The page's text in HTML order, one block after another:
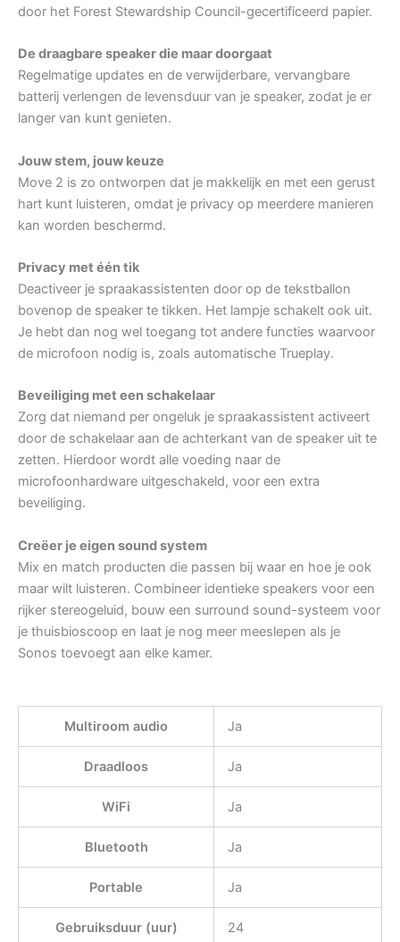
door het Forest Stewardship Council-gecertificeerd papier.
De draagbare speaker die maar doorgaat
Regelmatige updates en de verwijderbare, vervangbare
batterij verlengen de levensduur van je speaker, zodat je er
langer van kunt genieten.
Jouw stem, jouw keuze
Move 2 is zo ontworpen dat je makkelijk en met een gerust
hart kunt luisteren, omdat je privacy op meerdere manieren
kan worden beschermd.
Privacy met één tik
Deactiveer je spraakassistenten door op de tekstballon
bovenop de speaker te tikken. Het lampje schakelt ook uit.
Je hebt dan nog wel toegang tot andere functies waarvoor
de microfoon nodig is, zoals automatische Trueplay.
Beveiliging met een schakelaar
Zorg dat niemand per ongeluk je spraakassistent activeert
door de schakelaar aan de achterkant van de speaker uit te
zetten. Hierdoor wordt alle voeding naar de
microfoonhardware uitgeschakeld, voor een extra
beveiliging.
Creëer je eigen sound system
Mix en match producten die passen bij waar en hoe je ook
maar wilt luisteren. Combineer identieke speakers voor een
rijker stereogeluid, bouw een surround sound-systeem voor
je thuisbioscoop en laat je nog meer meeslepen als je
Sonos toevoegt aan elke kamer.
Multiroom audio Ja
Draadloos Ja
WiFi Ja
Bluetooth Ja
Portable Ja
Gebruiksduur (uur) 24